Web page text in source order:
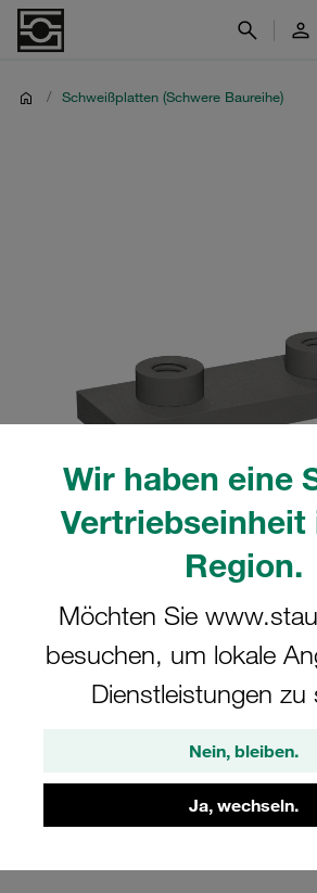
Wir haben eine
Vertriebseinheit
Region.
Möchten Sie
besuchen, um lokale
Dienstleistungen zu
Nein, bleiben.
Ja, wechseln.
/ Schweißplatten (Schwere Baureihe)
CAD
Bitte beachten Sie: Das Bild dient nur zur